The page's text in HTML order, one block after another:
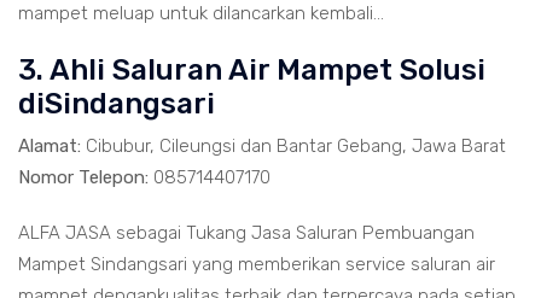
mampet meluap untuk dilancarkan kembali...
3. Ahli Saluran Air Mampet Solusi
diSindangsari
Alamat: Cibubur, Cileungsi dan Bantar Gebang, Jawa Barat
Nomor Telepon: 085714407170
ALFA JASA sebagai Tukang Jasa Saluran Pembuangan
Mampet Sindangsari yang memberikan service saluran air